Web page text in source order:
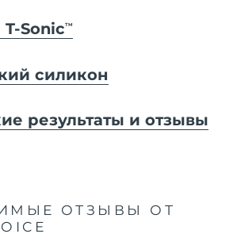
SonicTM
силикон
результаты и отзывы
ОТЗЫВЫ
ОТ